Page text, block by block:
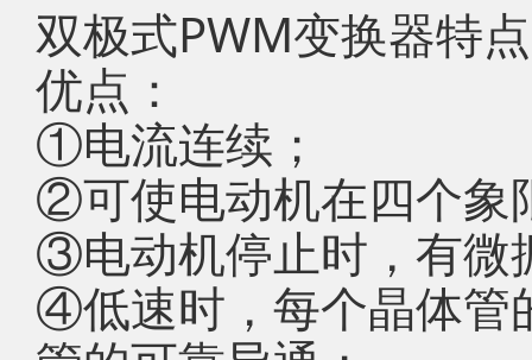
双极式PWM变换器特
优点：
①电流连续；
②可使电动机在四个象
③电动机停止时，有微
④低速时，每个晶体管